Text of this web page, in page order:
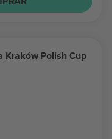
Kraków Polish Cup